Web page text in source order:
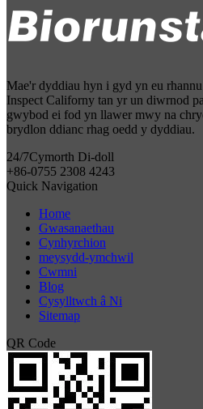
Mae'r dyddiau hyn i gyd yn eu
Inspect Californy tan yr un diwrnod
gwybod ei fod yn llawer mwy na
brydlon ddianc rhag oedd y dyddiau.
24/7Cymorth Di-doll
+86-0755 2308 4243
Quick Navigation
Home
Gwasanaethau
Cynhyrchion
meysydd-ymchwil
Cwmni
Blog
Cysylltwch â Ni
Sitemap
QR Code